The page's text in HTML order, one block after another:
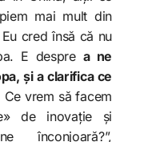
mai mult din
cred însă că nu
E despre a ne
și a clarifica ce
Ce vrem să facem
de inovație și
înconjoară?”,